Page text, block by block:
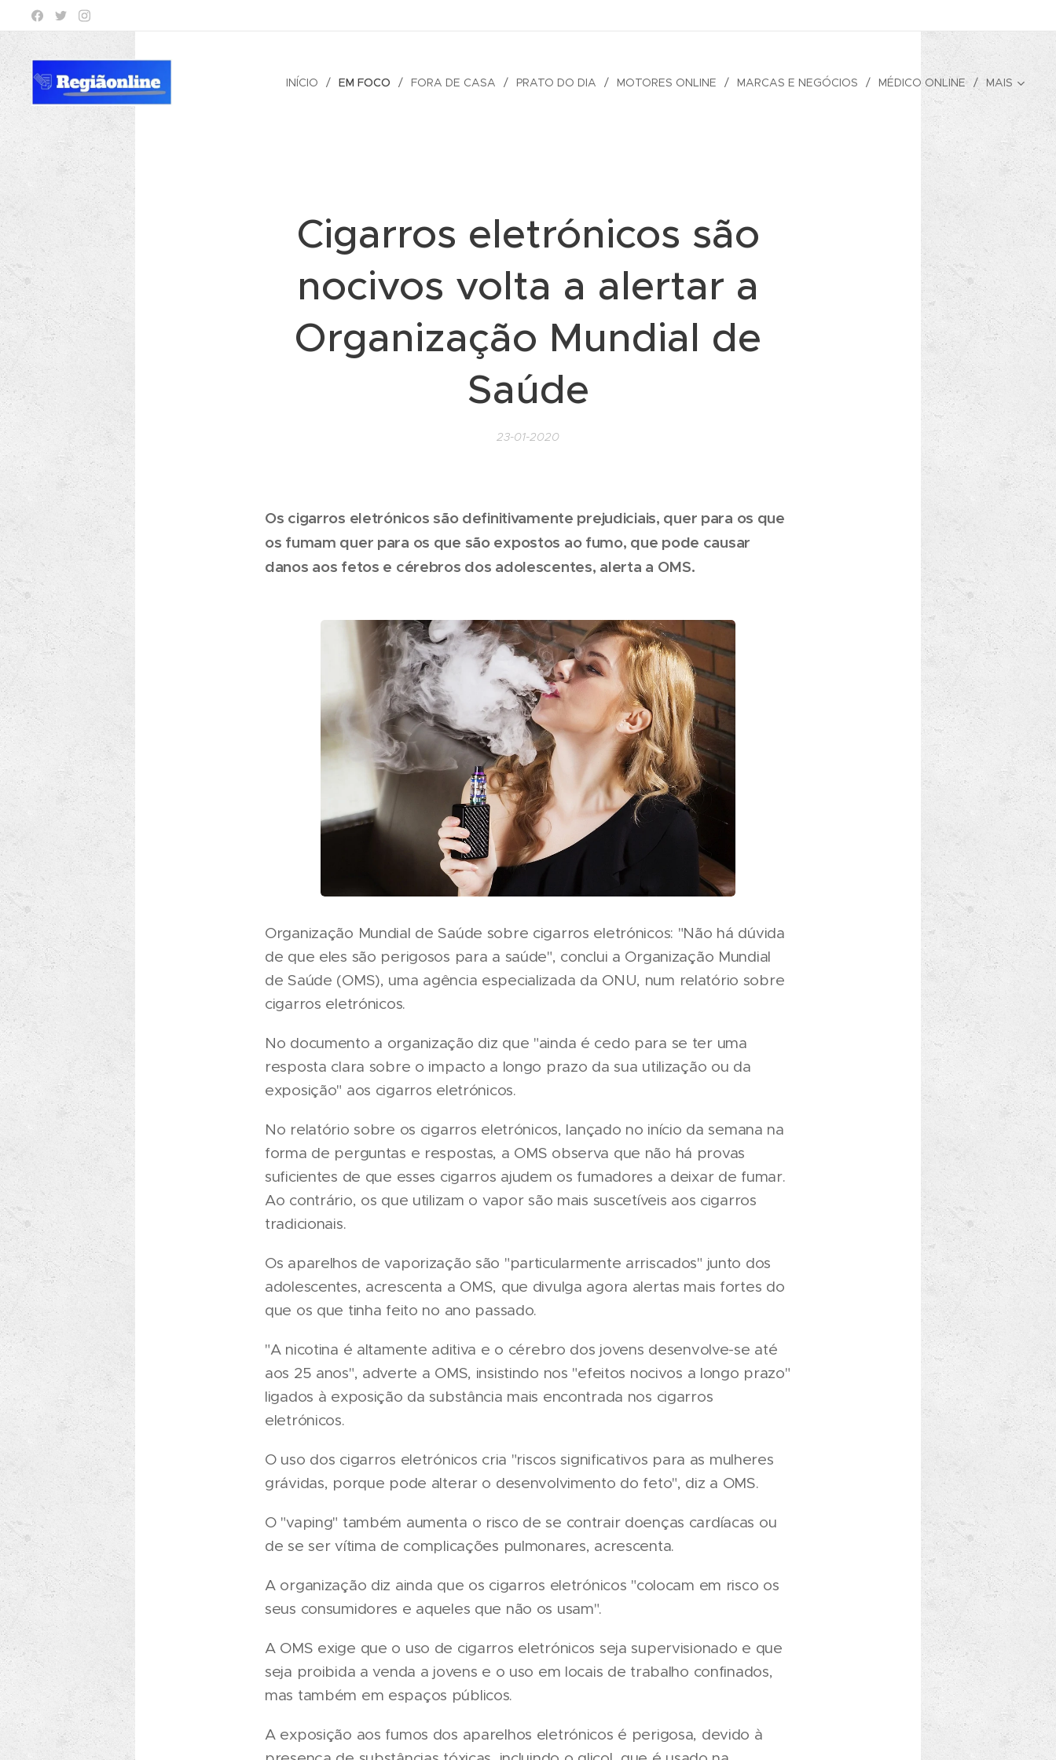
INÍCIO EM FOCO FORA DE CASA PRATO DO DIA MOTORES ONLINE MARCAS E NEGÓCIOS MÉDICO ONLINE MAIS
Cigarros eletrónicos são
nocivos volta a alertar a
Organização Mundial de
Saúde
23-01-2020
Os cigarros eletrónicos são definitivamente prejudiciais, quer para os que
os fumam quer para os que são expostos ao fumo, que pode causar
danos aos fetos e cérebros dos adolescentes, alerta a OMS.
Organização Mundial de Saúde sobre cigarros eletrónicos: "Não há dúvida
de que eles são perigosos para a saúde", conclui a Organização Mundial
de Saúde (OMS), uma agência especializada da ONU, num relatório sobre
cigarros eletrónicos.
No documento a organização diz que "ainda é cedo para se ter uma
resposta clara sobre o impacto a longo prazo da sua utilização ou da
exposição" aos cigarros eletrónicos.
No relatório sobre os cigarros eletrónicos, lançado no início da semana na
forma de perguntas e respostas, a OMS observa que não há provas
suficientes de que esses cigarros ajudem os fumadores a deixar de fumar.
Ao contrário, os que utilizam o vapor são mais suscetíveis aos cigarros
tradicionais.
Os aparelhos de vaporização são "particularmente arriscados" junto dos
adolescentes, acrescenta a OMS, que divulga agora alertas mais fortes do
que os que tinha feito no ano passado.
"A nicotina é altamente aditiva e o cérebro dos jovens desenvolve-se até
aos 25 anos", adverte a OMS, insistindo nos "efeitos nocivos a longo prazo"
ligados à exposição da substância mais encontrada nos cigarros
eletrónicos.
O uso dos cigarros eletrónicos cria "riscos significativos para as mulheres
grávidas, porque pode alterar o desenvolvimento do feto", diz a OMS.
O "vaping" também aumenta o risco de se contrair doenças cardíacas ou
de se ser vítima de complicações pulmonares, acrescenta.
A organização diz ainda que os cigarros eletrónicos "colocam em risco os
seus consumidores e aqueles que não os usam".
A OMS exige que o uso de cigarros eletrónicos seja supervisionado e que
seja proibida a venda a jovens e o uso em locais de trabalho confinados,
mas também em espaços públicos.
A exposição aos fumos dos aparelhos eletrónicos é perigosa, devido à